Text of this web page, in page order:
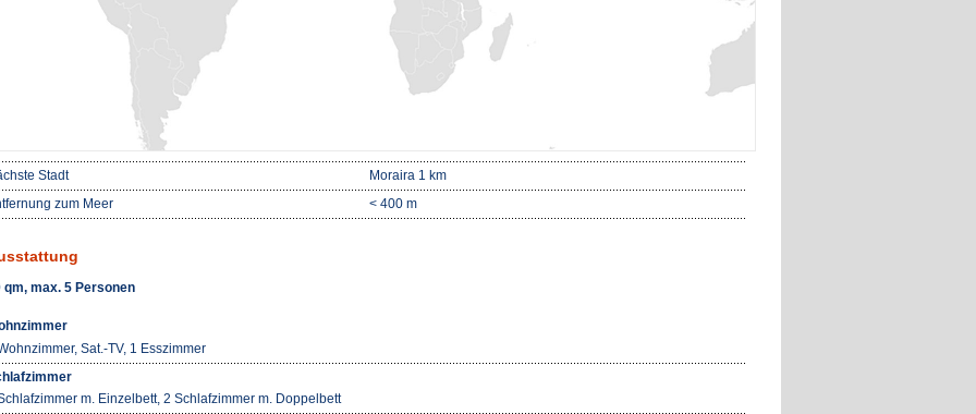
Stadt
Moraira 1 km
zum Meer
< 400 m
qm, max. 5 Personen
Sat.-TV, 1 Esszimmer
m. Einzelbett, 2 Schlafzimmer m. Doppelbett